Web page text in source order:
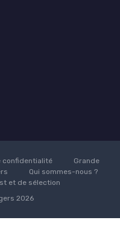
confidentialité
Grande
Qui sommes-nous ?
et de sélection
2026